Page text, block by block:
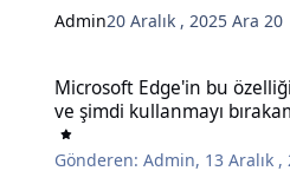
Admin20 Aralık , 2025Ara 20
Microsoft Edge'in bu
ve şimdi kullanmayı
Gönderen:Admin, 13 Aralık ,